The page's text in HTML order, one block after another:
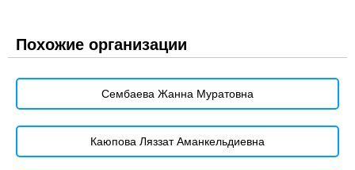
Похожие организации
Сембаева Жанна Муратовна
Каюпова Ляззат Аманкельдиевна